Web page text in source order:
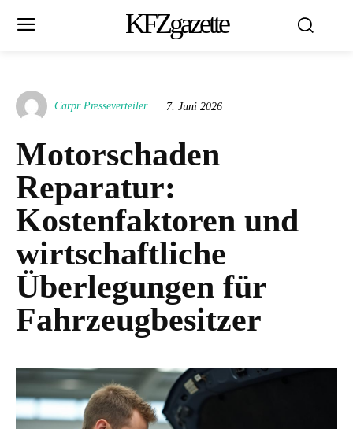
KFZgazette
Carpr Presseverteiler 7. Juni 2026
Motorschaden
Reparatur:
Kostenfaktoren und
wirtschaftliche
Überlegungen für
Fahrzeugbesitzer